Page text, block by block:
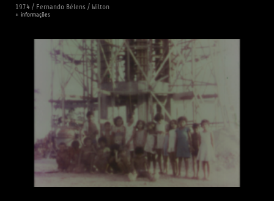
1974 / Fernando Bélens / Wilton
+ informações